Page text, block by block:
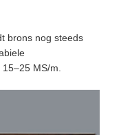
brons nog steeds
MS/m.